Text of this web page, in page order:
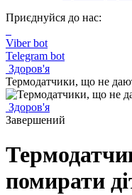
Приєднуйся до нас:
Viber bot
Telegram bot
Здоров'я
Термодатчики, що не
Здоров'я
Завершений
помирати